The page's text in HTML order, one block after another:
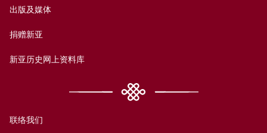
出版及媒体
捐赠新亚
新亚历史网上资料库
联络我们